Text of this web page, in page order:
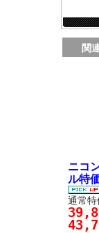
関
ニコ
ル特
通常